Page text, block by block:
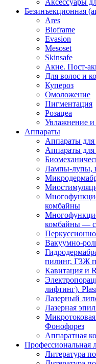
Аксессуары
Безинъекционная
Ares
Bioframe
Evasion
Mesoset
Skinsafe
Акне. Пост-
Для волос и
Купероз
Омоложение
Пигментация
Розацеа
Увлажнение и
Аппараты
Аппараты
Аппараты для
Лампы-лупы,
комбайны
комбайны —
Вакуумно-
пилинг, ГЗЖ
Кавитация и
лифтинг).
Лазерный
Лазерная
Микротоковая
Фонофорез
Аппаратная
Профессиональная
Литература